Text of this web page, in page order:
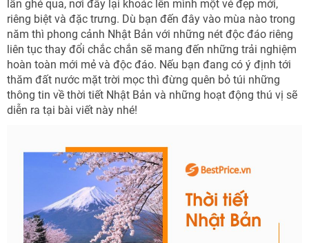
lần ghé qua, nơi đây lại khoác lên mình một vẻ đẹp mới,
riêng biệt và đặc trưng. Dù bạn đến đây vào mùa nào trong
năm thì phong cảnh Nhật Bản với những nét độc đáo riêng
liên tục thay đổi chắc chắn sẽ mang đến những trải nghiệm
hoàn toàn mới mẻ và độc đáo. Nếu bạn đang có ý định tới
thăm đất nước mặt trời mọc thì đừng quên bỏ túi những
thông tin về thời tiết Nhật Bản và những hoạt động thú vị sẽ
diễn ra tại bài viết này nhé!